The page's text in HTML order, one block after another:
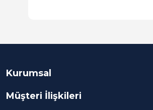
Kurumsal
Müşteri İlişkileri